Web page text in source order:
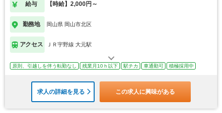
給与 【時給】2,000円～
勤務地 岡山県 岡山市北区
アクセス ＪＲ宇野線 大元駅
原則、引越しを伴う転勤なし 残業月10ｈ以下 駅チカ 車通勤可 積極採用中
求人の詳細を見る この求人に興味がある